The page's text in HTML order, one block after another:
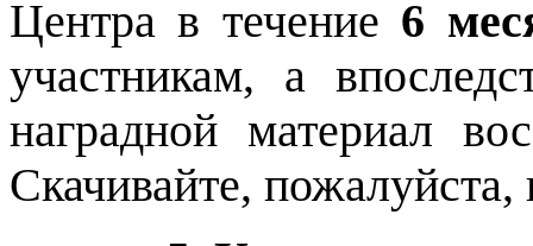
Центра в течение 6
участникам, а
наградной материал
Скачивайте,